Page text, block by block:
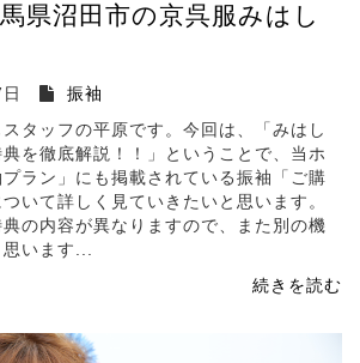
県沼田市の京呉服みはし
振袖
タッフの平原です。今回は、「みはし
を徹底解説！！」ということで、当ホ
ラン」にも掲載されている振袖「ご購
いて詳しく見ていきたいと思います。
の内容が異なりますので、また別の機
います...
続きを読む